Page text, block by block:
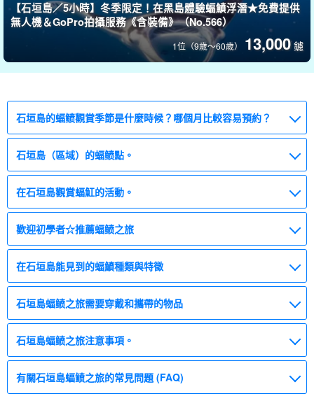
【石垣島／5小時】冬季限定！在黑島體驗蝠鱝浮潛★免費提供
無人機＆GoPro拍攝服務《含裝備》（No.566）
1位（9歲～60歲） 13,000 鑢
石垣島的蝠鲼觀賞季節是什麼時候？哪個月比較容易預約？
石垣島（區域）的蝠鲼點。
在石垣島觀賞蝠魟的活動。
歡迎初學者☆推薦蝠鲼之旅
在石垣島能見到的蝠鱝種類與特徵
石垣島蝠鲼之旅需要穿戴和攜帶的物品
石垣島蝠鲼之旅注意事項。
有關石垣島蝠鲼之旅的常見問題 (FAQ)